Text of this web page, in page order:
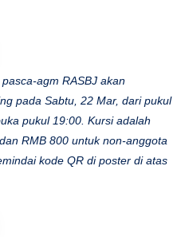
agm RASBJ akan
pada Sabtu, 22 Mar, dari pukul
pukul 19:00. Kursi adalah
RMB 800 untuk non-anggota
kode QR di poster di atas